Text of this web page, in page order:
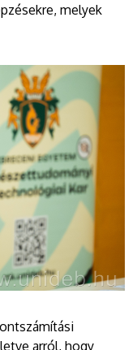
melyek
arról, hogy